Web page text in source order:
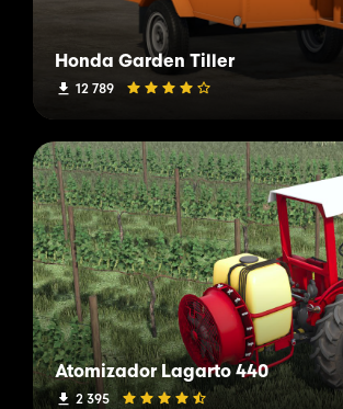
Honda Garden Tiller
12 789
Atomizador Lagarto 440
2 395